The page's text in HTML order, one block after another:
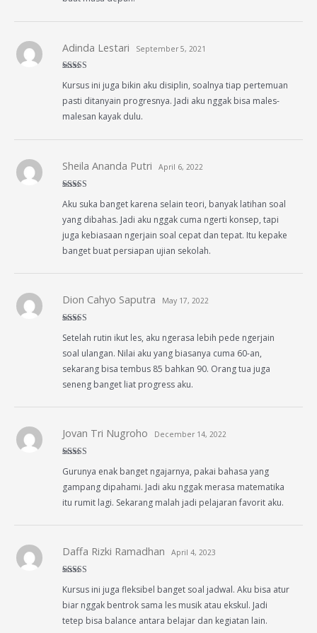
out of 5
Adinda Lestari September 5, 2021
Kursus ini juga bikin aku disiplin, soalnya tiap pertemuan
pasti ditanyain progresnya. Jadi aku nggak bisa males-
malesan kayak dulu.
of 5
Sheila Ananda Putri April 6, 2022
Aku suka banget karena selain teori, banyak latihan soal
yang dibahas. Jadi aku nggak cuma ngerti konsep, tapi
juga kebiasaan ngerjain soal cepat dan tepat. Itu kepake
banget buat persiapan ujian sekolah.
out of 5
Dion Cahyo Saputra May 17, 2022
Setelah rutin ikut les, aku ngerasa lebih pede ngerjain
soal ulangan. Nilai aku yang biasanya cuma 60-an,
sekarang bisa tembus 85 bahkan 90. Orang tua juga
seneng banget liat progress aku.
out of 5
Jovan Tri Nugroho December 14, 2022
Gurunya enak banget ngajarnya, pakai bahasa yang
gampang dipahami. Jadi aku nggak merasa matematika
itu rumit lagi. Sekarang malah jadi pelajaran favorit aku.
out of 5
Daffa Rizki Ramadhan April 4, 2023
Kursus ini juga fleksibel banget soal jadwal. Aku bisa atur
biar nggak bentrok sama les musik atau ekskul. Jadi
tetep bisa balance antara belajar dan kegiatan lain.